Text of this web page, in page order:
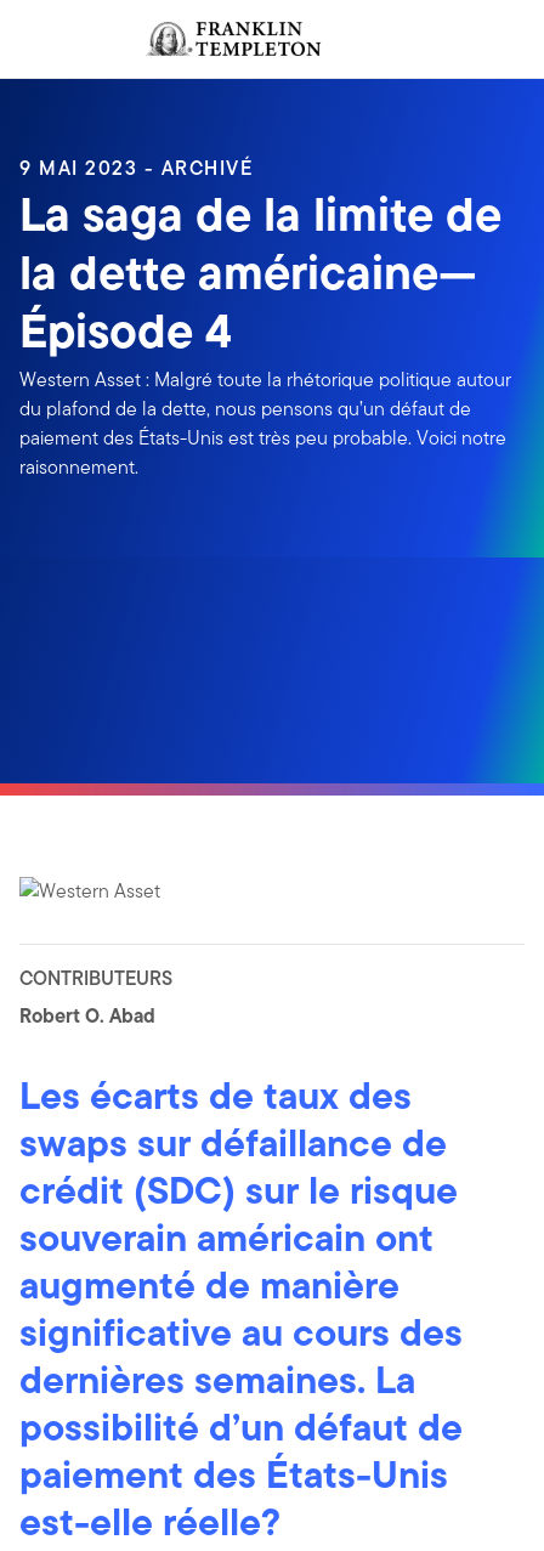
Header menu toggle
Ouverture de session
9 MAI 2023 - ARCHIVÉ
La saga de la limite de
la dette américaine—
Épisode 4
Western Asset : Malgré toute la rhétorique politique autour
du plafond de la dette, nous pensons qu’un défaut de
paiement des États-Unis est très peu probable. Voici notre
raisonnement.
CONTRIBUTEURS
Robert O. Abad
Les écarts de taux des
swaps sur défaillance de
crédit (SDC) sur le risque
souverain américain ont
augmenté de manière
significative au cours des
dernières semaines. La
possibilité d’un défaut de
paiement des États-Unis
est-elle réelle?